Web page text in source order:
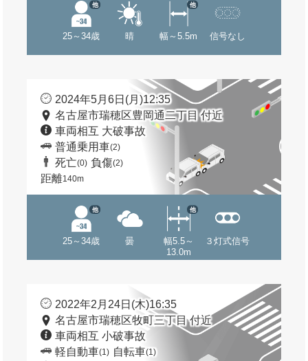
25～34歳
他
晴 幅～5.5m
他
信号なし
2024年5月6日(月)12:35
名古屋市瑞穂区豊岡通二丁目 付近
車両相互 大破事故
普通乗用車(2)
死亡(0) 負傷(2)
距離140m
25～34歳
他
曇
幅5.5～
13.0m
他
３灯式信号
2022年2月24日(木)16:35
名古屋市瑞穂区牧町三丁目 付近
車両相互 小破事故
軽自動車(1) 自転車(1)